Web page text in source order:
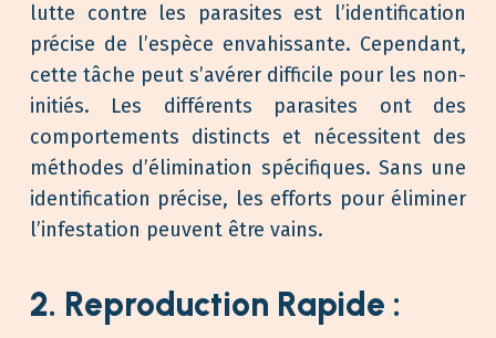
lutte contre les parasites est l’identification
précise de l’espèce envahissante. Cependant,
cette tâche peut s’avérer difficile pour les non-
initiés. Les différents parasites ont des
comportements distincts et nécessitent des
méthodes d’élimination spécifiques. Sans une
identification précise, les efforts pour éliminer
l’infestation peuvent être vains.
2. Reproduction Rapide :